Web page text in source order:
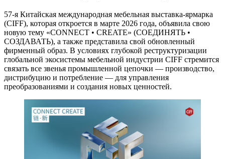
57-я Китайская международная мебельная выставка-ярмарка
(CIFF), которая откроется в марте 2026 года, объявила свою
новую тему «CONNECT • CREATE» (СОЕДИНЯТЬ •
СОЗДАВАТЬ), а также представила свой обновленный
фирменный образ. В условиях глубокой реструктуризации
глобальной экосистемы мебельной индустрии CIFF стремится
связать все звенья промышленной цепочки — производство,
дистрибуцию и потребление — для управления
преобразованиями и создания новых ценностей.